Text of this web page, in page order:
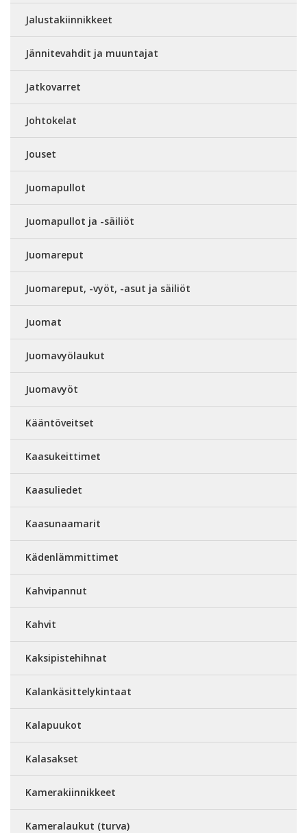
Jalustakiinnikkeet
Jännitevahdit ja muuntajat
Jatkovarret
Johtokelat
Jouset
Juomapullot
Juomapullot ja -säiliöt
Juomareput
Juomareput, -vyöt, -asut ja säiliöt
Juomat
Juomavyölaukut
Juomavyöt
Kääntöveitset
Kaasukeittimet
Kaasuliedet
Kaasunaamarit
Kädenlämmittimet
Kahvipannut
Kahvit
Kaksipistehihnat
Kalankäsittelykintaat
Kalapuukot
Kalasakset
Kamerakiinnikkeet
Kameralaukut (turva)